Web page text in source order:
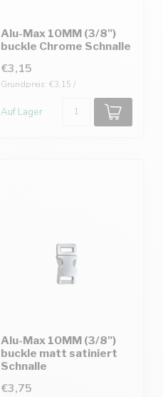
Alu-Max 10MM (3/8")
buckle Chrome Schnalle
€3,15
Grundpreis: €3,15 /
Auf Lager
Alu-Max 10MM (3/8")
buckle matt satiniert
Schnalle
€3,75